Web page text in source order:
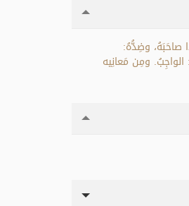
صاحَبَهُ، وضِدُّهُ:
الواجِبُ. ومِن مَعانِيه